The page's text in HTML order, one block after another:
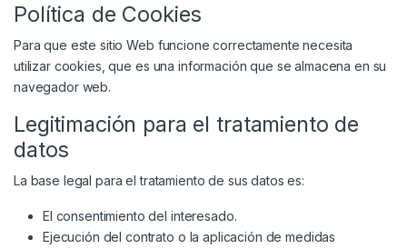
Política de Cookies
Para que este sitio Web funcione correctamente necesita
utilizar cookies, que es una información que se almacena en su
navegador web.
Legitimación para el tratamiento de
datos
La base legal para el tratamiento de sus datos es:
El consentimiento del interesado.
Ejecución del contrato o la aplicación de medidas